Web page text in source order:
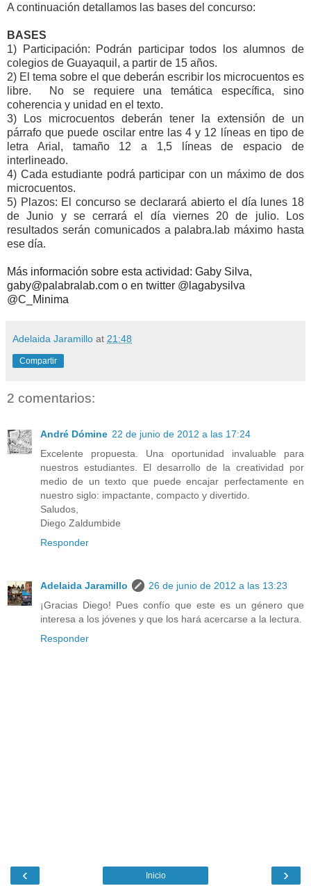
A continuación detallamos las bases del concurso:
BASES
1) Participación: Podrán participar todos los alumnos de
colegios de Guayaquil, a partir de 15 años.
2) El tema sobre el que deberán escribir los microcuentos es
libre. No se requiere una temática específica, sino
coherencia y unidad en el texto.
3) Los microcuentos deberán tener la extensión de un
párrafo que puede oscilar entre las 4 y 12 líneas en tipo de
letra Arial, tamaño 12 a 1,5 líneas de espacio de
interlineado.
4) Cada estudiante podrá participar con un máximo de dos
microcuentos.
5) Plazos: El concurso se declarará abierto el día lunes 18
de Junio y se cerrará el día viernes 20 de julio. Los
resultados serán comunicados a palabra.lab máximo hasta
ese día.
Más información sobre esta actividad: Gaby Silva,
gaby@palabralab.com o en twitter @lagabysilva
@C_Minima
Adelaida Jaramillo at 21:48
Compartir
2 comentarios:
André Dómine 22 de junio de 2012 a las 17:24
Excelente propuesta. Una oportunidad invaluable para
nuestros estudiantes. El desarrollo de la creatividad por
medio de un texto que puede encajar perfectamente en
nuestro siglo: impactante, compacto y divertido.
Saludos,
Diego Zaldumbide
Responder
Adelaida Jaramillo
26 de junio de 2012 a las 13:23
¡Gracias Diego! Pues confío que este es un género que
interesa a los jóvenes y que los hará acercarse a la lectura.
Responder
‹ ›
Inicio